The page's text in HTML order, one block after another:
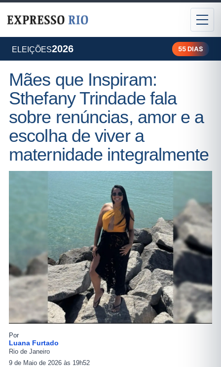
ELEIÇÕES2026 55 DIAS
Mães que Inspiram:
Sthefany Trindade fala
sobre renúncias, amor e a
escolha de viver a
maternidade integralmente
Por
Luana Furtado
Rio de Janeiro
9 de Maio de 2026 às 19h52